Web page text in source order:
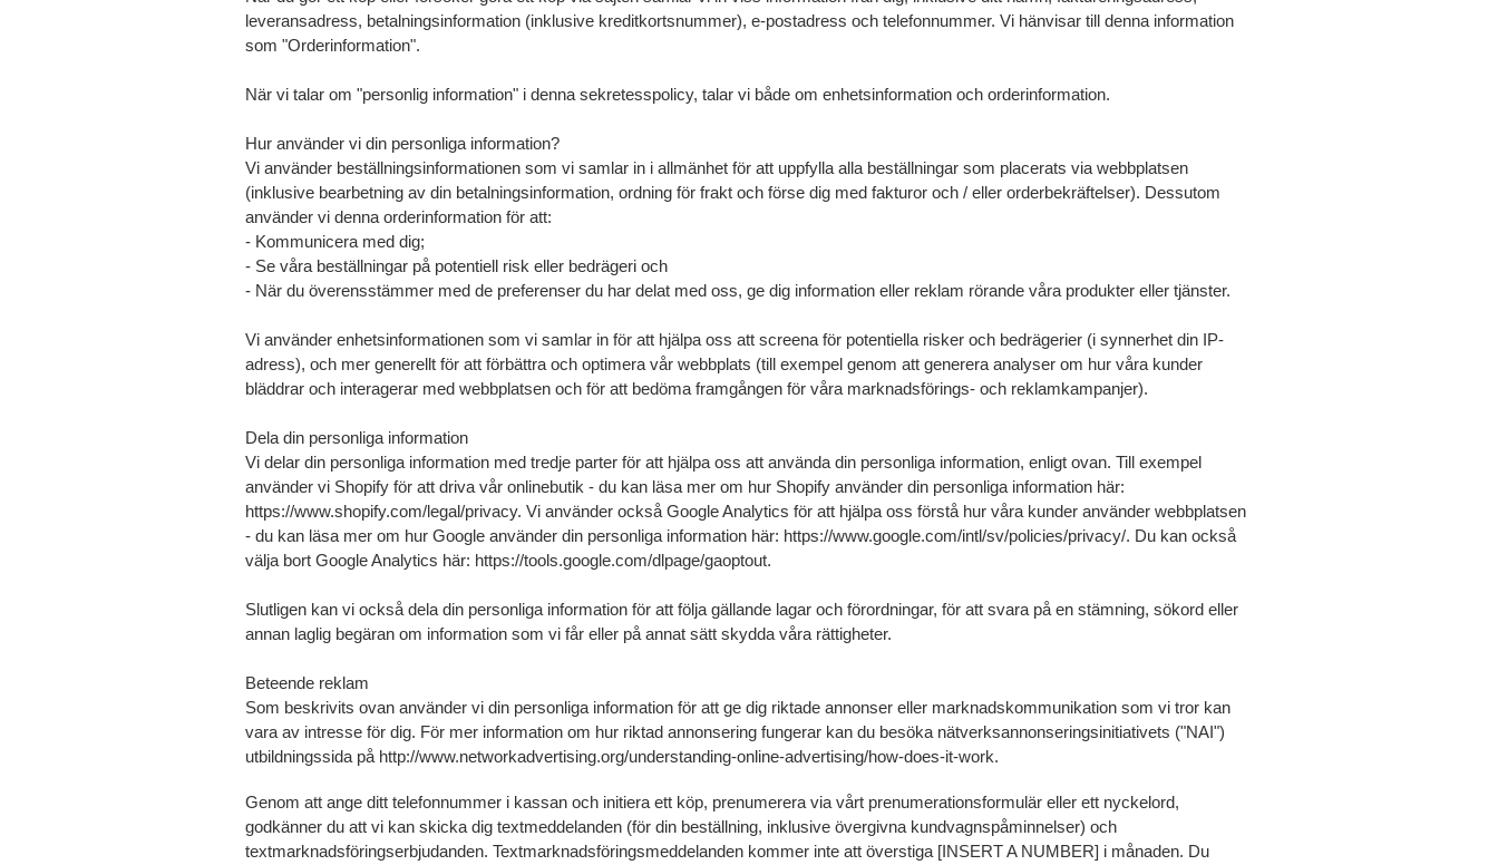
leveransadress, betalningsinformation (inklusive kreditkortsnummer), e-postadress och telefonnummer. Vi hänvisar till denna information
som "Orderinformation".
När vi talar om "personlig information" i denna sekretesspolicy, talar vi både om enhetsinformation och orderinformation.
Hur använder vi din personliga information?
Vi använder beställningsinformationen som vi samlar in i allmänhet för att uppfylla alla beställningar som placerats via webbplatsen
(inklusive bearbetning av din betalningsinformation, ordning för frakt och förse dig med fakturor och / eller orderbekräftelser). Dessutom
använder vi denna orderinformation för att:
- Kommunicera med dig;
- Se våra beställningar på potentiell risk eller bedrägeri och
- När du överensstämmer med de preferenser du har delat med oss, ge dig information eller reklam rörande våra produkter eller tjänster.
Vi använder enhetsinformationen som vi samlar in för att hjälpa oss att screena för potentiella risker och bedrägerier (i synnerhet din IP-
adress), och mer generellt för att förbättra och optimera vår webbplats (till exempel genom att generera analyser om hur våra kunder
bläddrar och interagerar med webbplatsen och för att bedöma framgången för våra marknadsförings- och reklamkampanjer).
Dela din personliga information
Vi delar din personliga information med tredje parter för att hjälpa oss att använda din personliga information, enligt ovan. Till exempel
använder vi Shopify för att driva vår onlinebutik - du kan läsa mer om hur Shopify använder din personliga information här:
https://www.shopify.com/legal/privacy. Vi använder också Google Analytics för att hjälpa oss förstå hur våra kunder använder webbplatsen
- du kan läsa mer om hur Google använder din personliga information här: https://www.google.com/intl/sv/policies/privacy/. Du kan också
välja bort Google Analytics här: https://tools.google.com/dlpage/gaoptout.
Slutligen kan vi också dela din personliga information för att följa gällande lagar och förordningar, för att svara på en stämning, sökord eller
annan laglig begäran om information som vi får eller på annat sätt skydda våra rättigheter.
Beteende reklam
Som beskrivits ovan använder vi din personliga information för att ge dig riktade annonser eller marknadskommunikation som vi tror kan
vara av intresse för dig. För mer information om hur riktad annonsering fungerar kan du besöka nätverksannonseringsinitiativets ("NAI")
utbildningssida på http://www.networkadvertising.org/understanding-online-advertising/how-does-it-work.
Genom att ange ditt telefonnummer i kassan och initiera ett köp, prenumerera via vårt prenumerationsformulär eller ett nyckelord,
godkänner du att vi kan skicka dig textmeddelanden (för din beställning, inklusive övergivna kundvagnspåminnelser) och
textmarknadsföringserbjudanden. Textmarknadsföringsmeddelanden kommer inte att överstiga [INSERT A NUMBER] i månaden. Du